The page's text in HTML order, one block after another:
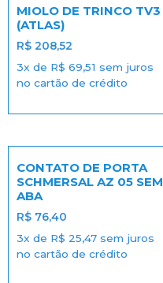
MIOLO DE TRINCO TV3
(ATLAS)
R$ 208,52
3x de R$ 69,51 sem juros
no cartão de crédito
CONTATO DE PORTA
SCHMERSAL AZ 05 SEM
ABA
R$ 76,40
3x de R$ 25,47 sem juros
no cartão de crédito